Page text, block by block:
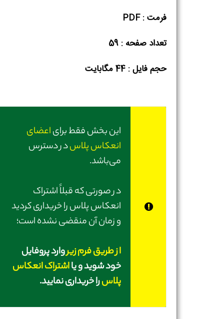
فرمت : PDF
تعداد صفحه : 59
حجم فایل :‌ 44 مگابایت
این بخش فقط برایاعضای
انعکاس پلاسدر دسترس
می‌باشد.
در صورتی‌ که قبلاً اشتراک
انعکاس پلاس را خریداری کردید
و زمان آن منقضی نشده است؛
از طریق فرم زیروارد پروفایل
خود شوید و یااشتراک انعکاس
پلاسرا خریداری نمایید.